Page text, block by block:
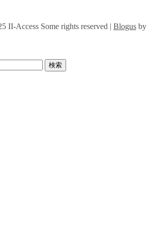
II-Access Some rights reserved | Blogus by